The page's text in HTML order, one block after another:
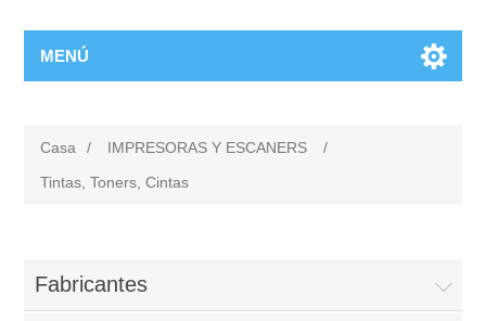
MENÚ
Casa / IMPRESORAS Y ESCANERS
/
Tintas, Toners, Cintas
Fabricantes